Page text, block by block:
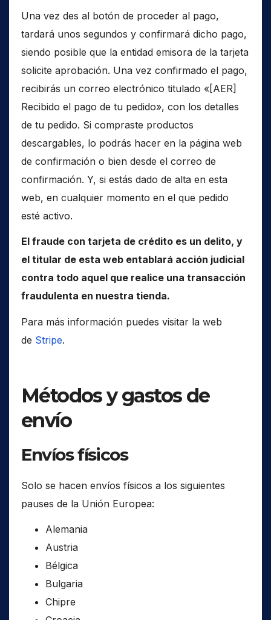
Una vez des al botón de proceder al pago,
tardará unos segundos y confirmará dicho pago,
siendo posible que la entidad emisora de la tarjeta
solicite aprobación. Una vez confirmado el pago,
recibirás un correo electrónico titulado «[AER]
Recibido el pago de tu pedido», con los detalles
de tu pedido. Si compraste productos
descargables, lo podrás hacer en la página web
de confirmación o bien desde el correo de
confirmación. Y, si estás dado de alta en esta
web, en cualquier momento en el que pedido
esté activo.
El fraude con tarjeta de crédito es un delito, y
el titular de esta web entablará acción judicial
contra todo aquel que realice una transacción
fraudulenta en nuestra tienda.
Para más información puedes visitar la web
de Stripe.
Métodos y gastos de
envío
Envíos físicos
Solo se hacen envíos físicos a los siguientes
pauses de la Unión Europea:
Alemania
Austria
Bélgica
Bulgaria
Chipre